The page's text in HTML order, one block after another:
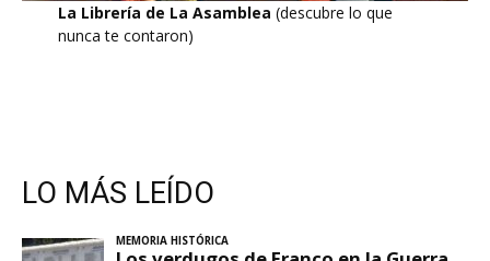
La Librería de La Asamblea (descubre lo que
nunca te contaron)
LO MÁS LEÍDO